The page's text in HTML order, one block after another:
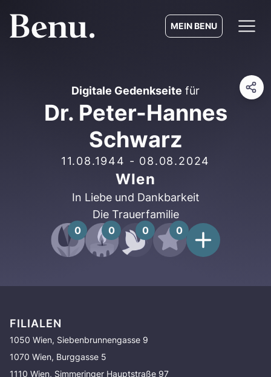
MEIN BENU
Digitale Gedenkseite für
Dr. Peter-Hannes
Schwarz
11.08.1944 - 08.08.2024
WIen
In Liebe und Dankbarkeit
Die Trauerfamilie
0 0 0 0
FILIALEN
1050 Wien, Siebenbrunnengasse 9
1070 Wien, Burggasse 5
1110 Wien, Simmeringer Hauptstraße 97